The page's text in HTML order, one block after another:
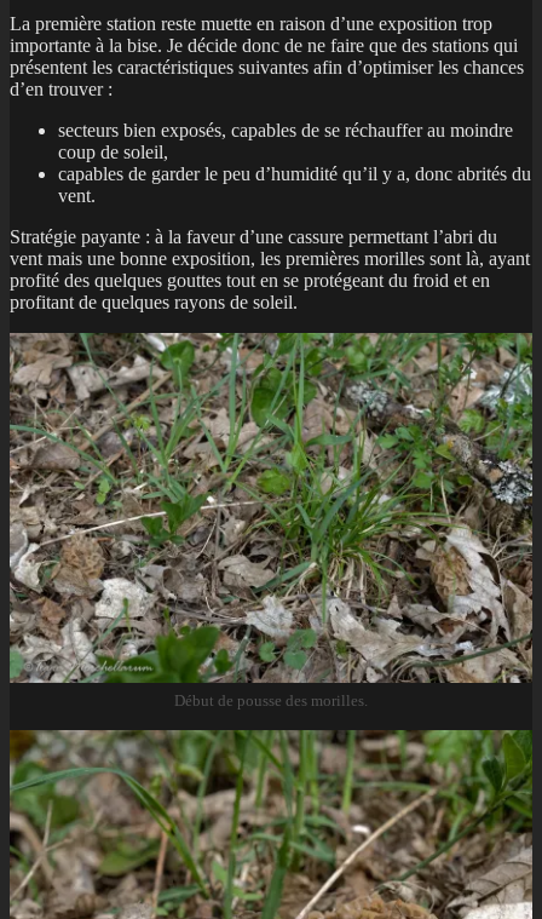
La première station reste muette en raison d’une exposition trop
importante à la bise. Je décide donc de ne faire que des stations qui
présentent les caractéristiques suivantes afin d’optimiser les chances
d’en trouver :
secteurs bien exposés, capables de se réchauffer au moindre
coup de soleil,
capables de garder le peu d’humidité qu’il y a, donc abrités du
vent.
Stratégie payante : à la faveur d’une cassure permettant l’abri du
vent mais une bonne exposition, les premières morilles sont là, ayant
profité des quelques gouttes tout en se protégeant du froid et en
profitant de quelques rayons de soleil.
Début de pousse des morilles.